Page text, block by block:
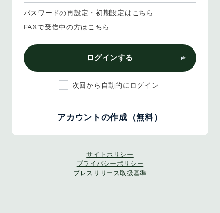
パスワードの再設定・初期設定はこちら
FAXで受信中の方はこちら
ログインする
次回から自動的にログイン
アカウントの作成（無料）
サイトポリシー
プライバシーポリシー
プレスリリース取扱基準